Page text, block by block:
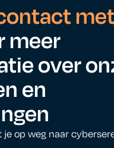
meer
over
en
op weg naar